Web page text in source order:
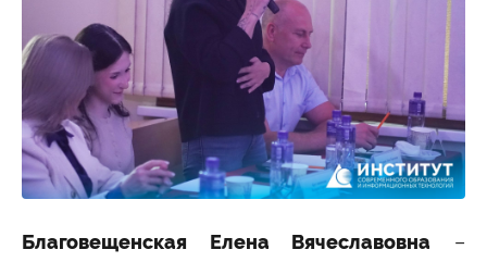
Благовещенская Елена Вячеславовна –